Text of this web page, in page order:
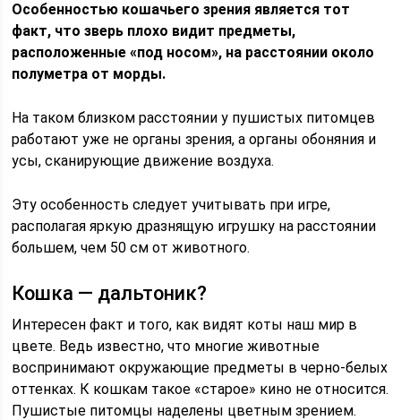
Особенностью кошачьего зрения является тот
факт, что зверь плохо видит предметы,
расположенные «под носом», на расстоянии около
полуметра от морды.
На таком близком расстоянии у пушистых питомцев
работают уже не органы зрения, а органы обоняния и
усы, сканирующие движение воздуха.
Эту особенность следует учитывать при игре,
располагая яркую дразнящую игрушку на расстоянии
большем, чем 50 см от животного.
Кошка — дальтоник?
Интересен факт и того, как видят коты наш мир в
цвете. Ведь известно, что многие животные
воспринимают окружающие предметы в черно-белых
оттенках. К кошкам такое «старое» кино не относится.
Пушистые питомцы наделены цветным зрением.